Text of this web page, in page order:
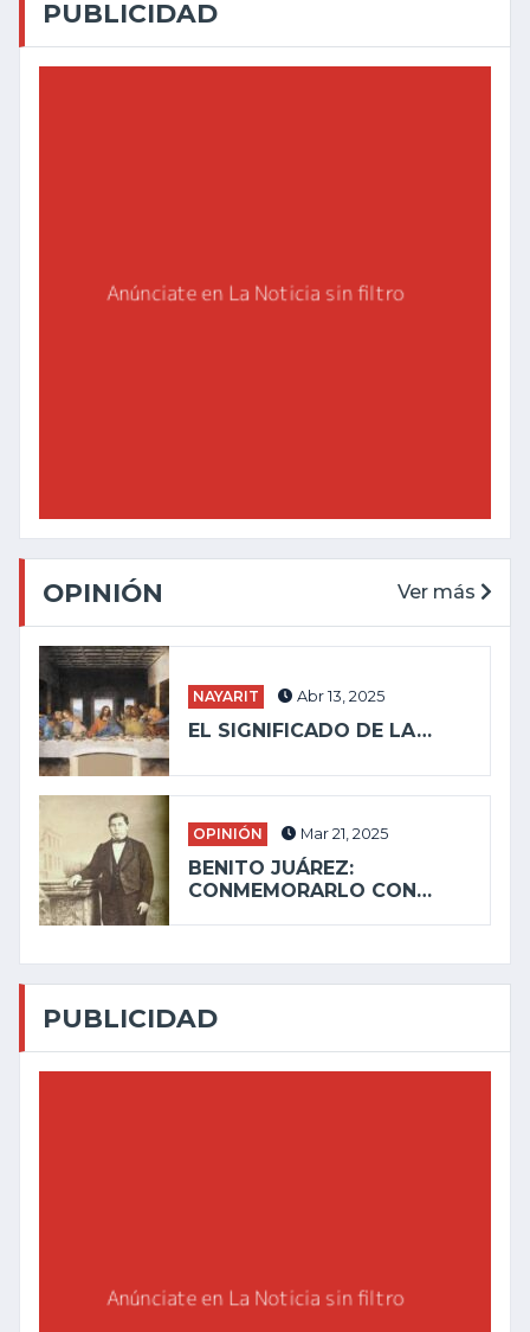
PUBLICIDAD
OPINIÓN Ver más
NAYARIT Abr 13, 2025
EL SIGNIFICADO DE LA…
OPINIÓN Mar 21, 2025
BENITO JUÁREZ:
CONMEMORARLO CON…
PUBLICIDAD